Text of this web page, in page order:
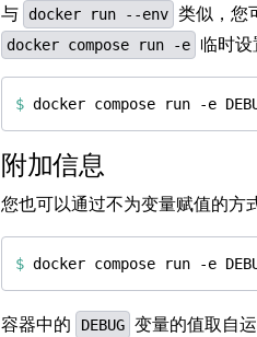
与 docker run --env 类似，您
docker compose run -e 临时设
$ docker compose run -e
附加信息
您也可以通过不为变量赋值的方
$
容器中的 DEBUG 变量的值取自